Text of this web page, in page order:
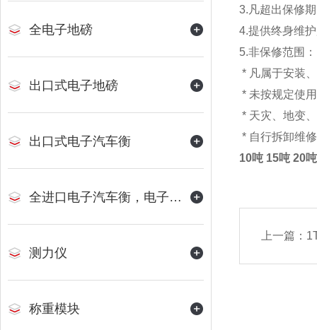
全电子地磅
出口式电子地磅
出口式电子汽车衡
全进口电子汽车衡，电子地磅
测力仪
称重模块
3.凡超出保修
4.提供终身维
5.非保修范围：
* 凡属于安装
* 未按规定使
* 天灾、地变
* 自行拆卸维
10吨 15吨 20
上一篇：